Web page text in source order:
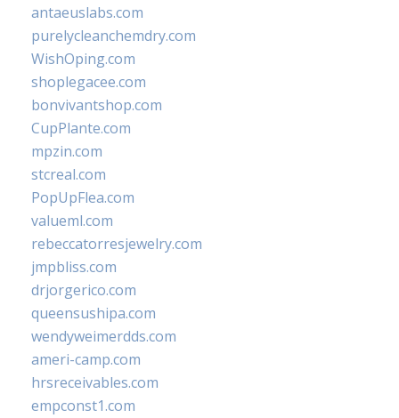
antaeuslabs.com
purelycleanchemdry.com
WishOping.com
shoplegacee.com
bonvivantshop.com
CupPlante.com
mpzin.com
stcreal.com
PopUpFlea.com
valueml.com
rebeccatorresjewelry.com
jmpbliss.com
drjorgerico.com
queensushipa.com
wendyweimerdds.com
ameri-camp.com
hrsreceivables.com
empconst1.com